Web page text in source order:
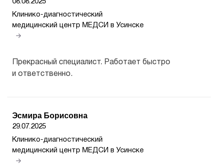
Клинико-диагностический
медицинский центр МЕДСИ в Усинске
Прекрасный специалист. Работает быстро
и ответственно.
Эсмира Борисовна
29.07.2025
Клинико-диагностический
медицинский центр МЕДСИ в Усинске